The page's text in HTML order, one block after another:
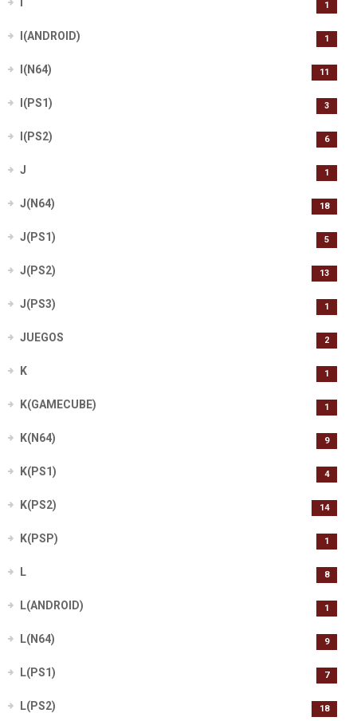
1
I(ANDROID) 1
I(N64) 11
I(PS1) 3
I(PS2) 6
J 1
J(N64) 18
J(PS1) 5
J(PS2) 13
J(PS3) 1
JUEGOS 2
K 1
K(GAMECUBE) 1
K(N64) 9
K(PS1) 4
K(PS2) 14
K(PSP) 1
L 8
L(ANDROID) 1
L(N64) 9
L(PS1) 7
L(PS2) 18